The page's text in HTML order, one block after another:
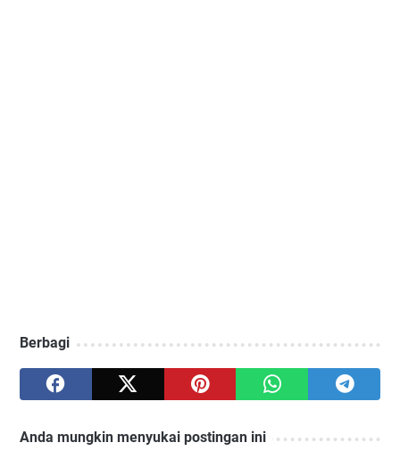
Berbagi
Anda mungkin menyukai postingan ini